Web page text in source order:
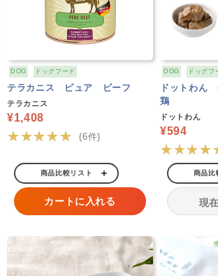
DOG ドッグフード
テラカニス ピュア ビーフ
テラカニス
¥1,408
★★★★★ (6件)
商品比較リスト
カートに入れる
DOG ドッグフ
ドットわん
鶏
ドットわん
¥594
商品比
現